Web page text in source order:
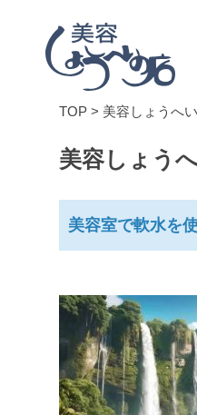
TOP > 美容しょうへ
美容しょう
美容室で軟水を